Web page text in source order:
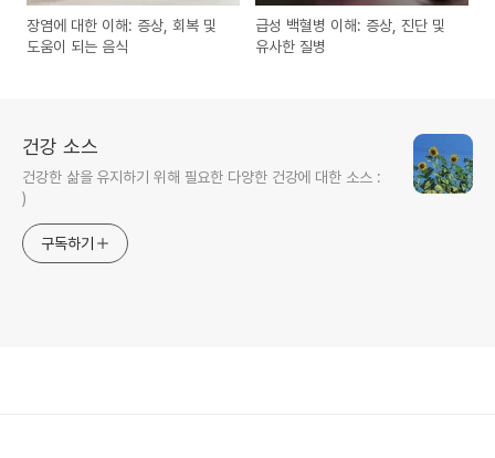
장염에 대한 이해: 증상, 회복 및
도움이 되는 음식
급성 백혈병 이해: 증상, 진단 및
유사한 질병
건강 소스
건강한 삶을 유지하기 위해 필요한 다양한 건강에 대한 소스 :
)
구독하기